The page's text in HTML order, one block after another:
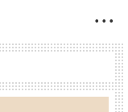
• • •